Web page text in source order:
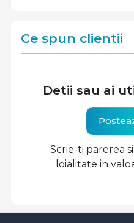
Ce spun clientii
Detii sau ai
Scrie-ti parerea
loialitate in